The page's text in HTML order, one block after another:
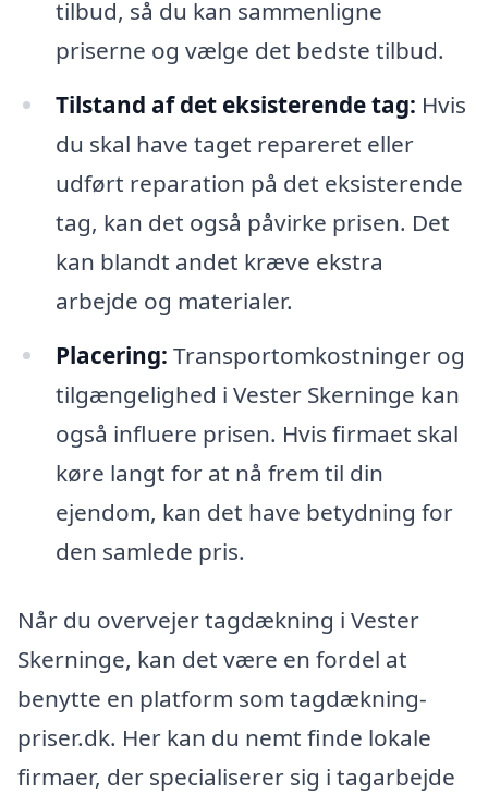
tilbud, så du kan sammenligne
priserne og vælge det bedste tilbud.
Tilstand af det eksisterende tag: Hvis
du skal have taget repareret eller
udført reparation på det eksisterende
tag, kan det også påvirke prisen. Det
kan blandt andet kræve ekstra
arbejde og materialer.
Placering: Transportomkostninger og
tilgængelighed i Vester Skerninge kan
også influere prisen. Hvis firmaet skal
køre langt for at nå frem til din
ejendom, kan det have betydning for
den samlede pris.
Når du overvejer tagdækning i Vester
Skerninge, kan det være en fordel at
benytte en platform som tagdækning-
priser.dk. Her kan du nemt finde lokale
firmaer, der specialiserer sig i tagarbejde